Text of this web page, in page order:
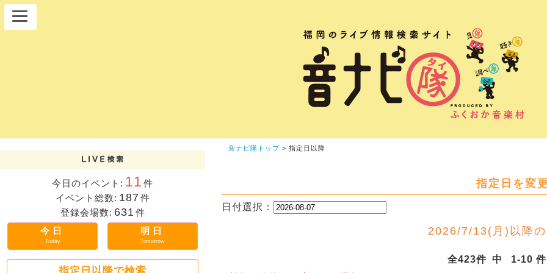
今日のイベント: 11 件
イベント総数: 187 件
登録会場数: 631 件
今日
Today
明日
Tomorrow
指定日以降で検索
音ナビ隊トップ > 指定日以降
指定日を変
日付選択：
2026/7/13(月)以降
全423件 中 1-10 件